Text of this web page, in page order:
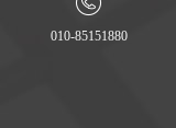
010-85151880